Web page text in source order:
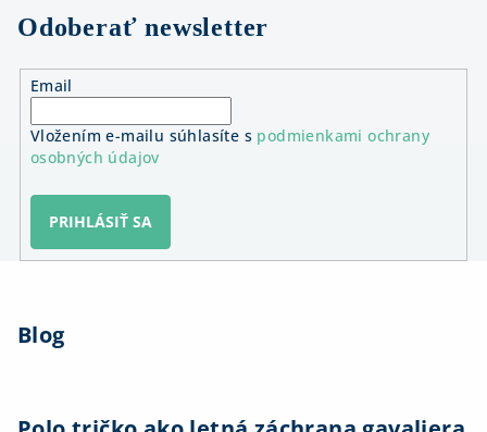
Odoberať newsletter
Email
Vložením e-mailu súhlasíte s podmienkami ochrany
osobných údajov
PRIHLÁSIŤ SA
Blog